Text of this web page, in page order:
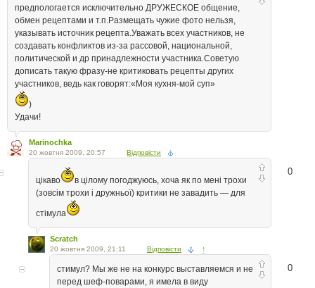
предпологается исключительно ДРУЖЕСКОЕ общение,
обмен рецептами и т.п.Размещать чужие фото нельзя,
указывать источник рецепта.Уважать всех участников, не
создавать конфликтов из-за рассовой, национальной,
политической и др принадлежности участника.Советую
дописать такую фразу-не критиковать рецепты других
участников, ведь как говорят:«Моя кухня-мой суп»
)
Удачи!
Marinochka
20 жовтня 2009, 20:57 Відповісти
0
цікаво
в цілому погоджуюсь, хоча як по мені трохи
(зовсім трохи і дружньої) критики не завадить — для
стімула
Scratch
20 жовтня 2009, 21:11 Відповісти ↑
0
стимул? Мы же не на конкурс выставляемся и не
перед шеф-поварами, я имела в виду